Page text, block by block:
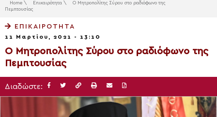
Home \ Επικαιρότητα \
Ο Μητροπολίτης Σύρου στο ραδιόφωνο της
Πεμπτουσίας
ΕΠΙΚΑΙΡΌΤΗΤΑ
11 Μαρτίου, 2021 - 13:10
Ο Μητροπολίτης Σύρου στο ραδιόφωνο της
Πεμπτουσίας
Διαδώστε: